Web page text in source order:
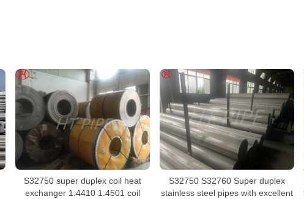
S32750 super duplex coil heat
exchanger 1.4410 1.4501 coil
S32750 S32760 Super duplex
stainless steel pipes with excellent